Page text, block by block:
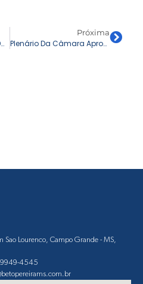
Beto Pereira Será Titular Da Comissão De Minas E Energia Na Câmara Dos Deputados
Próxima
Plenário Da Câmara Aprova Marco Legal Da Energia Renovável De Autoria De Beto Pereira
Sao Lourenco, Campo Grande - MS,
4545